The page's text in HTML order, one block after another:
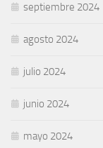
septiembre 2024
agosto 2024
julio 2024
junio 2024
mayo 2024